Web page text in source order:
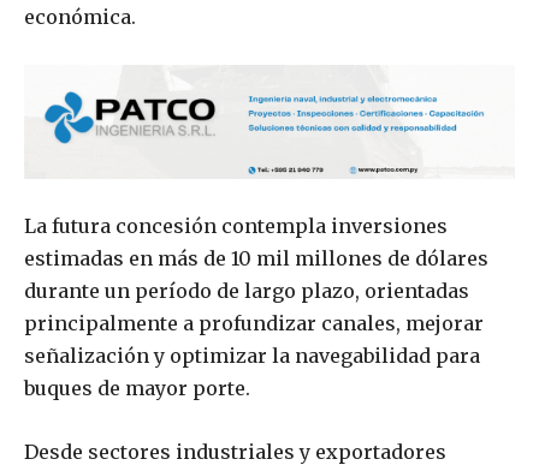
económica.
La futura concesión contempla inversiones
estimadas en más de 10 mil millones de dólares
durante un período de largo plazo, orientadas
principalmente a profundizar canales, mejorar
señalización y optimizar la navegabilidad para
buques de mayor porte.
Desde sectores industriales y exportadores